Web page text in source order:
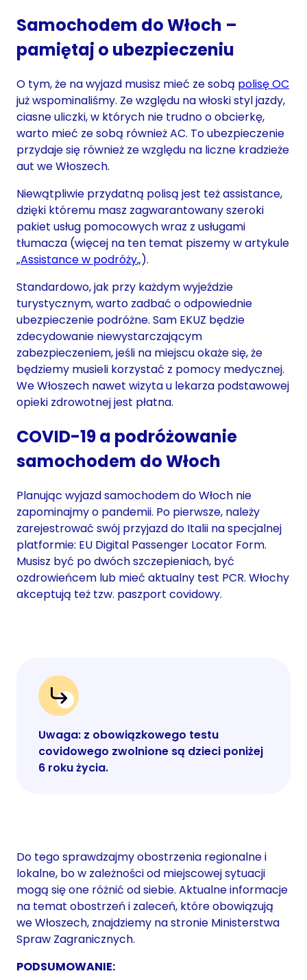
Samochodem do Włoch –
pamiętaj o ubezpieczeniu
O tym, że na wyjazd musisz mieć ze sobą polisę OC
już wspominaliśmy. Ze względu na włoski styl jazdy,
ciasne uliczki, w których nie trudno o obcierkę,
warto mieć ze sobą również AC. To ubezpieczenie
przydaje się również ze względu na liczne kradzieże
aut we Włoszech.
Niewątpliwie przydatną polisą jest też assistance,
dzięki któremu masz zagwarantowany szeroki
pakiet usług pomocowych wraz z usługami
tłumacza (więcej na ten temat piszemy w artykule
„Assistance w podróży„).
Standardowo, jak przy każdym wyjeździe
turystycznym, warto zadbać o odpowiednie
ubezpieczenie podróżne. Sam EKUZ będzie
zdecydowanie niewystarczającym
zabezpieczeniem, jeśli na miejscu okaże się, że
będziemy musieli korzystać z pomocy medycznej.
We Włoszech nawet wizyta u lekarza podstawowej
opieki zdrowotnej jest płatna.
COVID-19 a podróżowanie
samochodem do Włoch
Planując wyjazd samochodem do Włoch nie
zapominajmy o pandemii. Po pierwsze, należy
zarejestrować swój przyjazd do Italii na specjalnej
platformie: EU Digital Passenger Locator Form.
Musisz być po dwóch szczepieniach, być
ozdrowieńcem lub mieć aktualny test PCR. Włochy
akceptują też tzw. paszport covidowy.
Uwaga: z obowiązkowego testu
covidowego zwolnione są dzieci poniżej
6 roku życia.
Do tego sprawdzajmy obostrzenia regionalne i
lokalne, bo w zależności od miejscowej sytuacji
mogą się one różnić od siebie. Aktualne informacje
na temat obostrzeń i zaleceń, które obowiązują
we Włoszech, znajdziemy na stronie Ministerstwa
Spraw Zagranicznych.
PODSUMOWANIE: